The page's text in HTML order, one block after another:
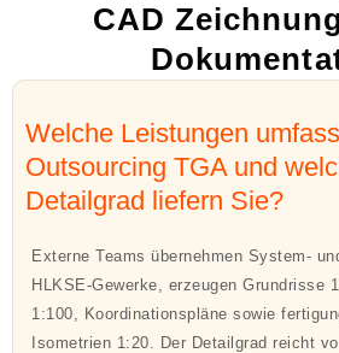
CAD
Welche Leistungen
Outsourcing TGA und
Detailgrad liefern Sie?
Externe Teams übernehmen System-
HLKSE-Gewerke, erzeugen Grundrisse
1:100, Koordinationspläne sowie
Isometrien 1:20. Der Detailgrad reicht